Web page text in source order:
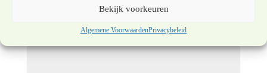
Bekijk voorkeuren
Algemene VoorwaardenPrivacybeleid